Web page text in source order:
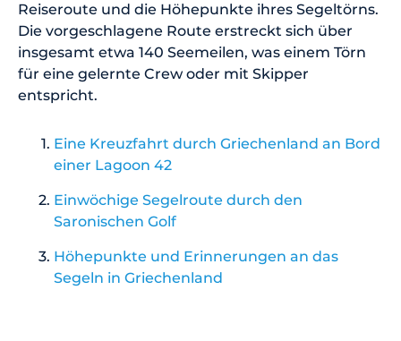
Reiseroute und die Höhepunkte ihres Segeltörns.
Die vorgeschlagene Route erstreckt sich über
insgesamt etwa 140 Seemeilen, was einem Törn
für eine gelernte Crew oder mit Skipper
entspricht.
Eine Kreuzfahrt durch Griechenland an Bord
einer Lagoon 42
Einwöchige Segelroute durch den
Saronischen Golf
Höhepunkte und Erinnerungen an das
Segeln in Griechenland